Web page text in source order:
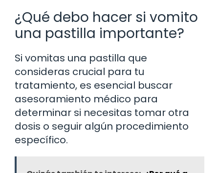
¿Qué debo hacer si vomito
una pastilla importante?
Si vomitas una pastilla que
consideras crucial para tu
tratamiento, es esencial buscar
asesoramiento médico para
determinar si necesitas tomar otra
dosis o seguir algún procedimiento
específico.